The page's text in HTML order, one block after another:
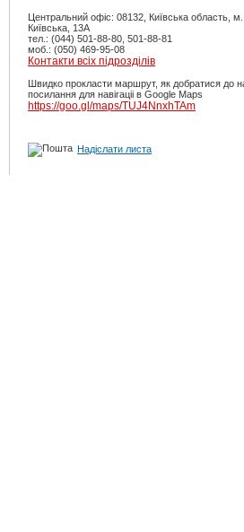
Центральний офіс: 08132, Київська область,
Київська, 13А
тел.: (044) 501-88-80, 501-88-81
моб.: (050) 469-95-08
Контакти всіх підрозділів
Швидко прокласти маршрут, як добратися до
посилання для навігаціі в Google Maps
https://goo.gl/maps/TUJ4NnxhTAm
Надіслати листа